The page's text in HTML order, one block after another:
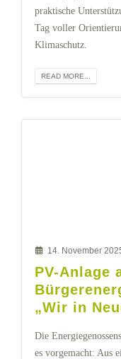
praktische
Tag voller
Klimaschutz.
READ MORE...
14. November
PV-Anlage
„Wir in
Die
es vorgemacht: Aus